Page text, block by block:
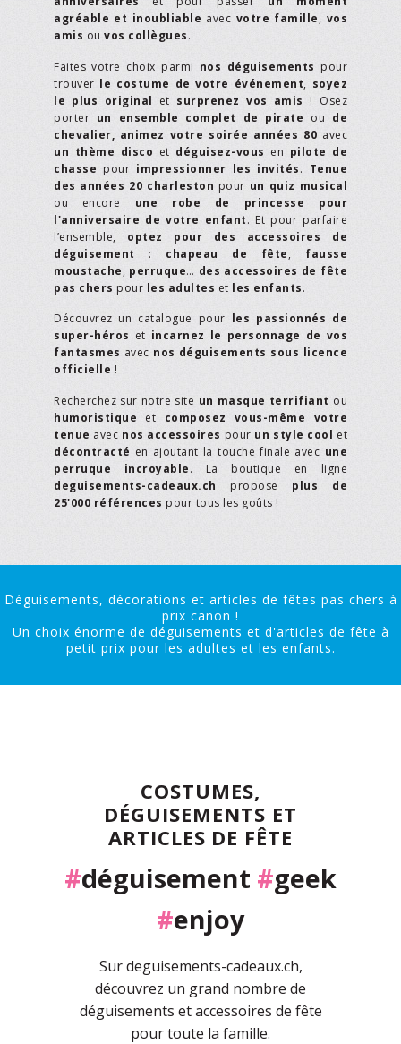
agréable et inoubliable avec votre famille, vos
amis ou vos collègues.
Faites votre choix parmi nos déguisements pour
trouver le costume de votre événement, soyez
le plus original et surprenez vos amis ! Osez
porter un ensemble complet de pirate ou de
chevalier, animez votre soirée années 80 avec
un thème disco et déguisez-vous en pilote de
chasse pour impressionner les invités. Tenue
des années 20 charleston pour un quiz musical
ou encore une robe de princesse pour
l'anniversaire de votre enfant. Et pour parfaire
l’ensemble, optez pour des accessoires de
déguisement : chapeau de fête, fausse
moustache, perruque… des accessoires de fête
pas chers pour les adultes et les enfants.
Découvrez un catalogue pour les passionnés de
super-héros et incarnez le personnage de vos
fantasmes avec nos déguisements sous licence
officielle !
Recherchez sur notre site un masque terrifiant ou
humoristique et composez vous-même votre
tenue avec nos accessoires pour un style cool et
décontracté en ajoutant la touche finale avec une
perruque incroyable. La boutique en ligne
deguisements-cadeaux.ch propose plus de
25'000 références pour tous les goûts !
Déguisements, décorations et articles de fêtes pas chers à
prix canon !
Un choix énorme de déguisements et d'articles de fête à
petit prix pour les adultes et les enfants.
COSTUMES,
DÉGUISEMENTS ET
ARTICLES DE FÊTE
#déguisement #geek
#enjoy
Sur deguisements-cadeaux.ch,
découvrez un grand nombre de
déguisements et accessoires de fête
pour toute la famille.